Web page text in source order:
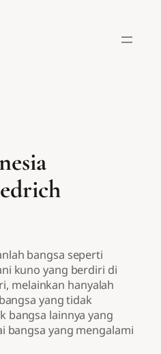
bangsa seperti
kuno yang berdiri di
melainkan hanyalah
yang tidak
bangsa lainnya yang
bangsa yang mengalami